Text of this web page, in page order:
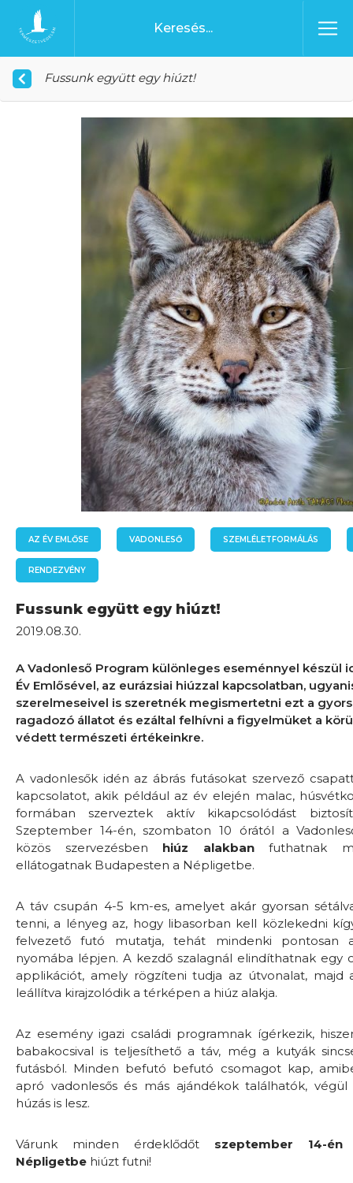
Ugrás a tartalomhoz
Főoldal
Fussunk együtt egy hiúzt!
AZ ÉV EMLŐSE VADONLESŐ SZEMLÉLETFORMÁLÁS
RENDEZVÉNY
Fussunk együtt egy hiúzt!
2019.08.30.
A Vadonleső Program különleges eseménnyel készül
Év Emlősével, az eurázsiai hiúzzal kapcsolatban,
szerelmeseivel is szeretnék megismertetni ezt a
ragadozó állatot és ezáltal felhívni a figyelmüket a
védett természeti értékeinkre.
A vadonlesők idén az ábrás futásokat szervező
kapcsolatot, akik például az év elején malac,
formában szerveztek aktív kikapcsolódást
Szeptember 14-én, szombaton 10 órától a
közös szervezésben hiúz alakbanfuthatnak
ellátogatnak Budapesten a Népligetbe.
A táv csupán 4-5 km-es, amelyet akár gyorsan
tenni, a lényeg az, hogy libasorban kell közlekedni
felvezető futó mutatja, tehát mindenki pontosan
nyomába lépjen. A kezdő szalagnál elindíthatnak egy
applikációt, amely rögzíteni tudja az útvonalat, majd
leállítva kirajzolódik a térképen a hiúz alakja.
Az esemény igazi családi programnak ígérkezik,
babakocsival is teljesíthető a táv, még a kutyák
futásból. Minden befutó befutó csomagot kap,
apró vadonlesős és más ajándékok találhatók,
húzás is lesz.
Várunk minden érdeklődőt szeptember 14-én
Népligetbe hiúzt futni!